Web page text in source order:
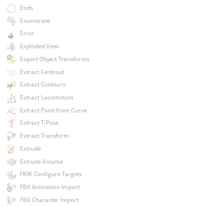
Ends
Enumerate
Error
Exploded View
Export Object Transforms
Extract Centroid
Extract Contours
Extract Locomotion
Extract Point from Curve
Extract T-Pose
Extract Transform
Extrude
Extrude Volume
FBIK Configure Targets
FBX Animation Import
FBX Character Import